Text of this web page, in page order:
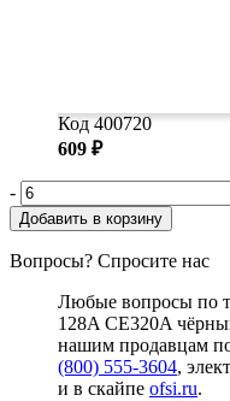
Код 400720
609 ₽
-
Добавить в корзину
Вопросы? Спросите нас
Любые вопросы по
128A CE320A
нашим продавцам
(800) 555-3604,
и в скайпе ofsi.ru.